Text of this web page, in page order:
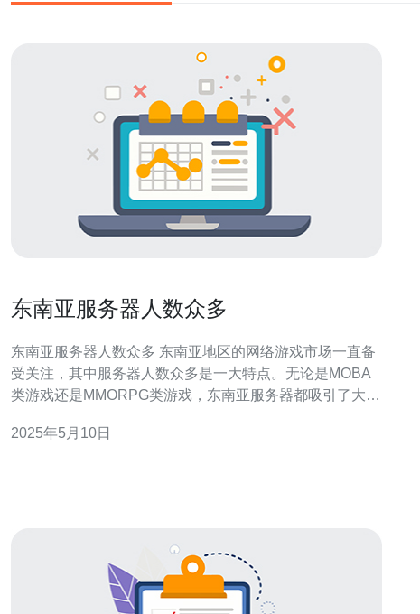
东南亚服务器人数众多
东南亚服务器人数众多 东南亚地区的网络游戏市场一直备
受关注，其中服务器人数众多是一大特点。无论是MOBA
类游戏还是MMORPG类游戏，东南亚服务器都吸引了大量
气，例如《英雄联盟》、《王者荣耀》等。这些游戏通常
2025年5月10日